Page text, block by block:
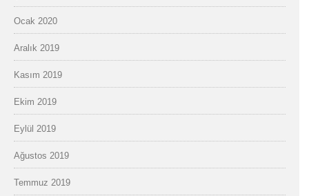
Ocak 2020
Aralık 2019
Kasım 2019
Ekim 2019
Eylül 2019
Ağustos 2019
Temmuz 2019